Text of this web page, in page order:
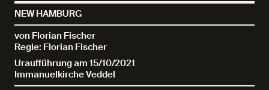
NEW HAMBURG
von Florian Fischer
Regie: Florian Fischer
Uraufführung am 15/10/2021
Immanuelkirche Veddel